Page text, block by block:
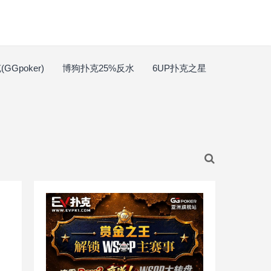
博狗扑克25%反水 6UP扑克之星